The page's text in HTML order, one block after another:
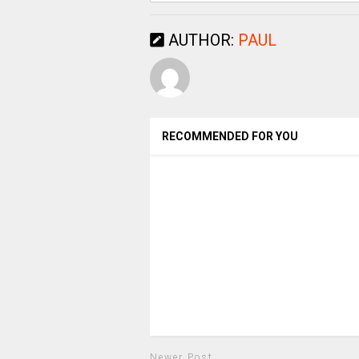
AUTHOR: PAUL
RECOMMENDED FOR YOU